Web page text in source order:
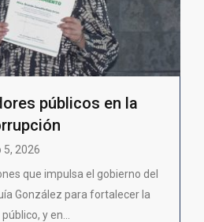
públicos en la
5, 2026
que impulsa el gobierno del
González para fortalecer la
y en...